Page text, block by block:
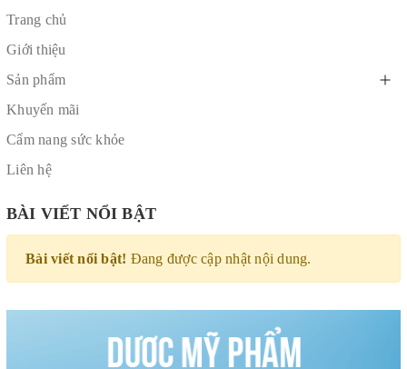
Trang chủ
Giới thiệu
Sản phẩm
Khuyến mãi
Cẩm nang sức khỏe
Liên hệ
BÀI VIẾT NỔI BẬT
Bài viết nổi bật! Đang được cập nhật nội dung.